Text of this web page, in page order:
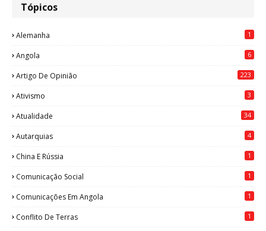
Tópicos
Alemanha 1
Angola 6
Artigo De Opinião 223
Ativismo 3
Atualidade 34
Autarquias 4
China E Rússia 1
Comunicação Social 1
Comunicações Em Angola 1
Conflito De Terras 1